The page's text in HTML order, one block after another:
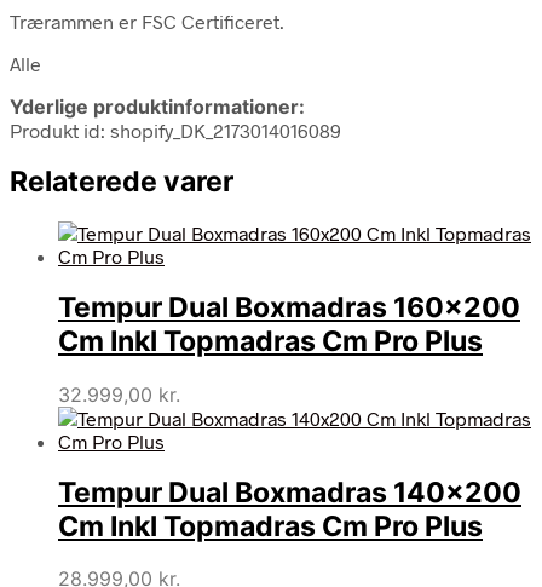
Trærammen er FSC Certificeret.
Alle
Yderlige produktinformationer:
Produkt id: shopify_DK_2173014016089
Relaterede varer
Tempur Dual Boxmadras 160×200
Cm Inkl Topmadras Cm Pro Plus
32.999,00 kr.
Tempur Dual Boxmadras 140×200
Cm Inkl Topmadras Cm Pro Plus
28.999,00 kr.